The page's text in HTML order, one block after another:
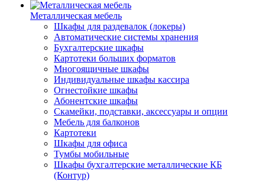
Металлическая мебель
Шкафы для раздевалок (локеры)
Автоматические системы хранения
Бухгалтерские шкафы
Картотеки больших форматов
Многоящичные шкафы
Индивидуальные шкафы кассира
Огнестойкие шкафы
Абонентские шкафы
Скамейки, подставки, аксессуары и опции
Мебель для балконов
Картотеки
Шкафы для офиса
Тумбы мобильные
Шкафы бухгалтерские металлические КБ
(Контур)